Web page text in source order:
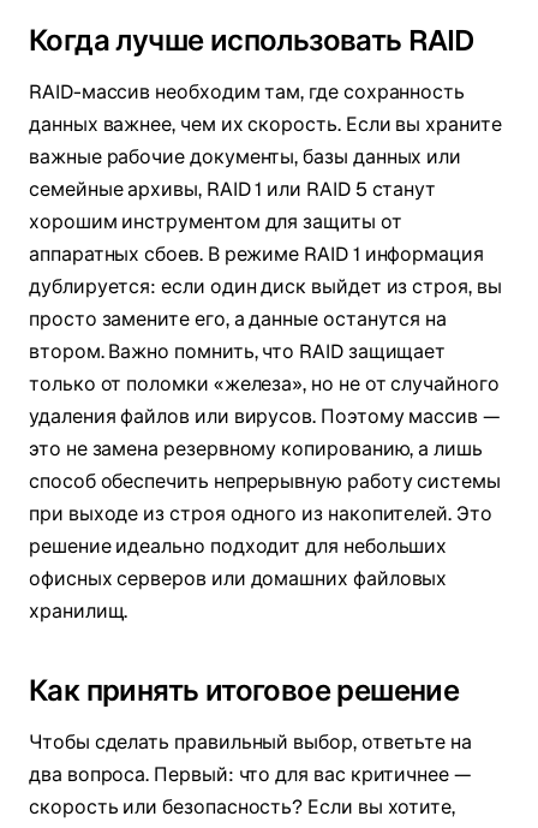
Когда лучше использовать RAID
RAID-массив необходим там, где сохранность
данных важнее, чем их скорость. Если вы храните
важные рабочие документы, базы данных или
семейные архивы, RAID 1 или RAID 5 станут
хорошим инструментом для защиты от
аппаратных сбоев. В режиме RAID 1 информация
дублируется: если один диск выйдет из строя, вы
просто замените его, а данные останутся на
втором. Важно помнить, что RAID защищает
только от поломки «железа», но не от случайного
удаления файлов или вирусов. Поэтому массив —
это не замена резервному копированию, а лишь
способ обеспечить непрерывную работу системы
при выходе из строя одного из накопителей. Это
решение идеально подходит для небольших
офисных серверов или домашних файловых
хранилищ.
Как принять итоговое решение
Чтобы сделать правильный выбор, ответьте на
два вопроса. Первый: что для вас критичнее —
скорость или безопасность? Если вы хотите,